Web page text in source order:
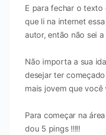
E para fechar o texto
que li na internet
autor, então não sei
Não importa a sua
desejar ter
mais jovem que você
Para começar na
dou 5 pings !!!!!